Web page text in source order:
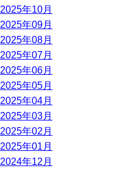
2025年10月
2025年09月
2025年08月
2025年07月
2025年06月
2025年05月
2025年04月
2025年03月
2025年02月
2025年01月
2024年12月